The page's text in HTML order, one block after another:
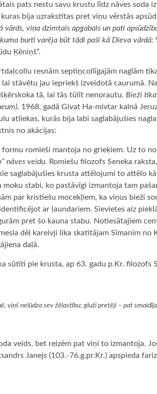
pats nestu savu krustu līdz nāves soda
bija uzrakstītas pret viņu vērstās
viņa dzimtais apgabals un pati
burti varēja būt tādi paši kā Dieva vārdā:
Ķēniņš”.
resnām septiņcollīgajām naglām
stāvētu jau iepriekš izveidotā caurumā.
tā, lai tās tūlīt nenorautu. Bieži
1968. gadā Givạt Ha-mivtar kalnā
atliekas, kurās bija labi saglabājušies
no akācijas:
romieši mantoja no grieķiem. Uz to
nāves veidu. Romiešu filozofs Seneka
saglabājušies krusta attēlojumi to attēlo kā
moku stabi, ko pastāvīgi izmantoja tam
par kristiešu mocekļiem, ka viņus bieži
ar ļaundariem. Sievietes aiz
pret šo kauna stabu. Notiesātajiem
dēļ kareivji lika skatītājam Sīmanim no
daļā.
sūtīti pie krusta, ap 63. gadu p.Kr. filozofs
viņš nelūdza sev žēlastību; gluži pretēji – pat
veids, bet reizēm pat viņi to izmantoja.
Janejs (103.-76.g.pr.Kr.) apspieda